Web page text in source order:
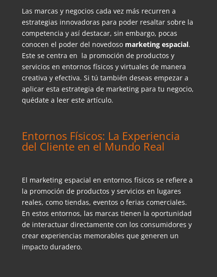
Las marcas y negocios cada vez más recurren a
estrategias innovadoras para poder resaltar sobre la
competencia y así destacar, sin embargo, pocas
conocen el poder del novedoso marketing espacial.
Este se centra en la promoción de productos y
servicios en entornos físicos y virtuales de manera
creativa y efectiva. Si tú también deseas empezar a
aplicar esta estrategia de marketing para tu negocio,
quédate a leer este artículo.
Entornos Físicos: La Experiencia
del Cliente en el Mundo Real
El marketing espacial en entornos físicos se refiere a
la promoción de productos y servicios en lugares
reales, como tiendas, eventos o ferias comerciales.
En estos entornos, las marcas tienen la oportunidad
de interactuar directamente con los consumidores y
crear experiencias memorables que generen un
impacto duradero.